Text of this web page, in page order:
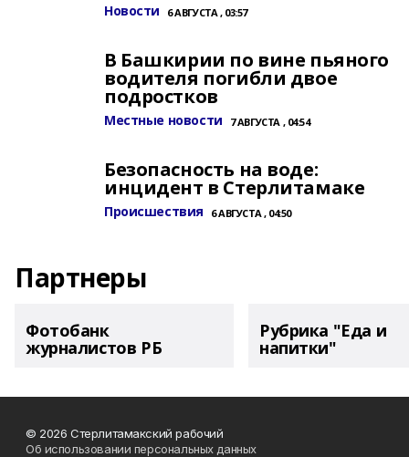
Новости 6 АВГУСТА , 03:57
В Башкирии по вине пьяного
водителя погибли двое
подростков
Местные новости 7 АВГУСТА , 04:54
Безопасность на воде:
инцидент в Стерлитамаке
Происшествия 6 АВГУСТА , 04:50
Партнеры
Фотобанк
журналистов РБ
Рубрика "Еда и
напитки"
© 2026 Стерлитамакский рабочий
Об использовании персональных данных